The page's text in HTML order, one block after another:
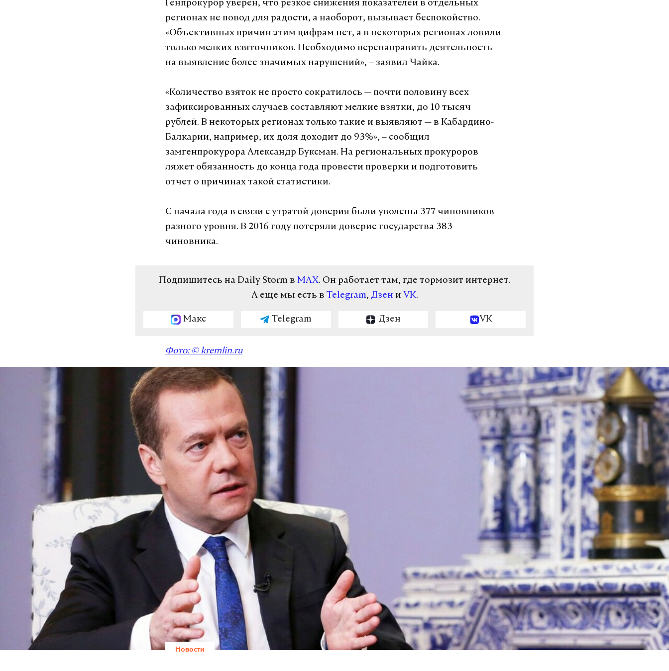
Генпрокурор уверен, что резкое снижения показателей в отдельных
регионах не повод для радости, а наоборот, вызывает беспокойство.
«Объективных причин этим цифрам нет, а в некоторых регионах ловили
только мелких взяточников. Необходимо перенаправить деятельность
на выявление более значимых нарушений», – заявил Чайка.
«Количество взяток не просто сократилось — почти половину всех
зафиксированных случаев составляют мелкие взятки, до 10 тысяч
рублей. В некоторых регионах только такие и выявляют — в Кабардино-
Балкарии, например, их доля доходит до 93%», – сообщил
замгенпрокурора Александр Буксман. На региональных прокуроров
ляжет обязанность до конца года провести проверки и подготовить
отчет о причинах такой статистики.
С начала года в связи с утратой доверия были уволены 377 чиновников
разного уровня. В 2016 году потеряли доверие государства 383
чиновника.
Подпишитесь на Daily Storm в MAX. Он работает там, где тормозит интернет.
А еще мы есть в Telegram, Дзен и VK.
Макс Telegram Дзен VK
Фото: © kremlin.ru
Новости